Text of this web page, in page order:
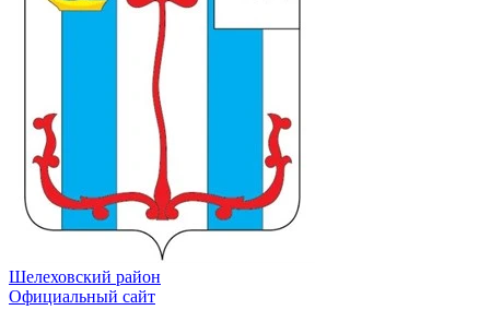
Шелеховский район
Официальный сайт